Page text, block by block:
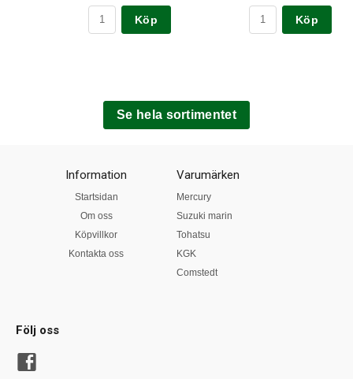
Köp Köp
Se hela sortimentet
Information
Startsidan
Om oss
Köpvillkor
Kontakta oss
Varumärken
Mercury
Suzuki marin
Tohatsu
KGK
Comstedt
Följ oss